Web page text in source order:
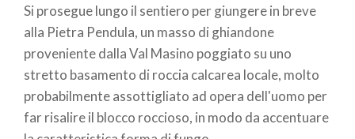
Si prosegue lungo il sentiero per giungere in breve
alla Pietra Pendula, un masso di ghiandone
proveniente dalla Val Masino poggiato su uno
stretto basamento di roccia calcarea locale, molto
probabilmente assottigliato ad opera dell'uomo per
far risalire il blocco roccioso, in modo da accentuare